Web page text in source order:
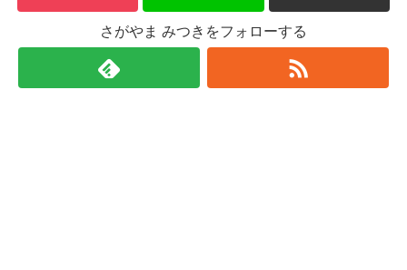
さがやま みつきをフォローする